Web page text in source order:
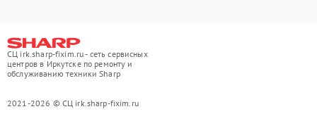
СЦ irk.sharp-fixim.ru - сеть сервисных
центров в Иркутске по ремонту и
обслуживанию техники Sharp
2021-2026 © СЦ irk.sharp-fixim.ru